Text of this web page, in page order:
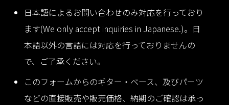
日本語によるお問い合わせのみ対応を行っており
ます(We only accept inquiries in Japanese.)。 日
本語以外の言語には対応を行っておりませんの
で、ご了承ください。
このフォームからのギター・ベース、及びパーツ
などの直接販売や販売価格、納期のご確認は承っ